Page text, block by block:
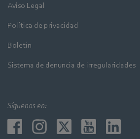
Aviso Legal
Política de privacidad
Boletín
Sistema de denuncia de irregularidades
Síguenos en: